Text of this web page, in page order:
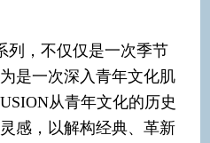
列，不仅仅是一次季节
是一次深入青年文化肌
从青年文化的历史
感，以解构经典、革新